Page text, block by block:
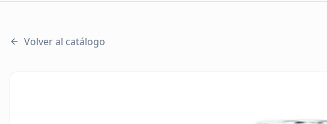
Volver al catálogo